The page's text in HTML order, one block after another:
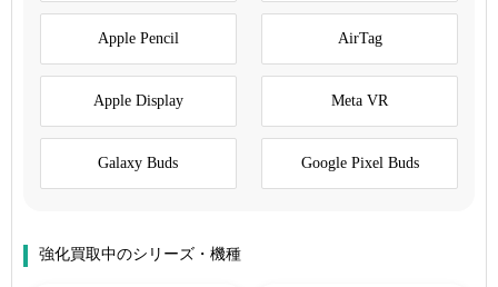
Apple Pencil AirTag
Apple Display Meta VR
Galaxy Buds Google Pixel Buds
強化買取中のシリーズ・機種